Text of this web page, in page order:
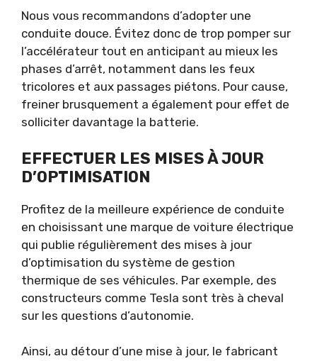
Nous vous recommandons d’adopter une
conduite douce. Évitez donc de trop pomper sur
l’accélérateur tout en anticipant au mieux les
phases d’arrêt, notamment dans les feux
tricolores et aux passages piétons. Pour cause,
freiner brusquement a également pour effet de
solliciter davantage la batterie.
EFFECTUER LES MISES À JOUR
D’OPTIMISATION
Profitez de la meilleure expérience de conduite
en choisissant une marque de voiture électrique
qui publie régulièrement des mises à jour
d’optimisation du système de gestion
thermique de ses véhicules. Par exemple, des
constructeurs comme Tesla sont très à cheval
sur les questions d’autonomie.
Ainsi, au détour d’une mise à jour, le fabricant